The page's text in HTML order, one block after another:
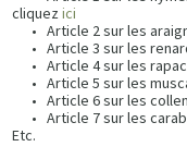
cliquezici
• Article 2 sur les
• Article 3 sur les
• Article 4 sur les
• Article 5 sur les
• Article 6 sur les
• Article 7 sur les
Etc.